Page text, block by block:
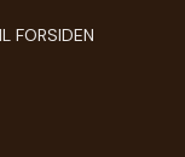
FORSIDEN